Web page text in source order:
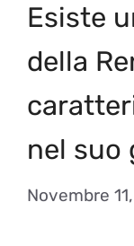
Esiste
della
nel suo
Novembre